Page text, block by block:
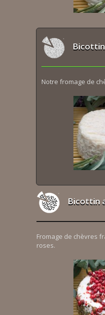
Notre fromage de
Bicottin
Fromage de chèvres
roses.